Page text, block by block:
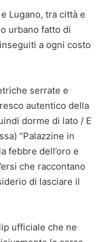
Lugano, tra città e
urbano fatto di
a ogni costo
serrate e
autentico della
dorme di lato / E
“Palazzine in
febbre dell’oro e
che raccontano
di lasciare il
ufficiale che ne